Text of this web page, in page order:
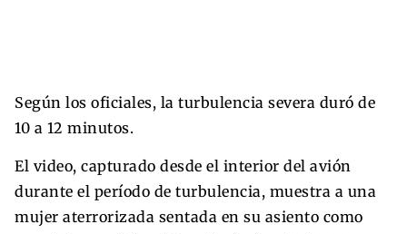
Según los oficiales, la turbulencia severa duró de
10 a 12 minutos.
El video, capturado desde el interior del avión
durante el período de turbulencia, muestra a una
mujer aterrorizada sentada en su asiento como